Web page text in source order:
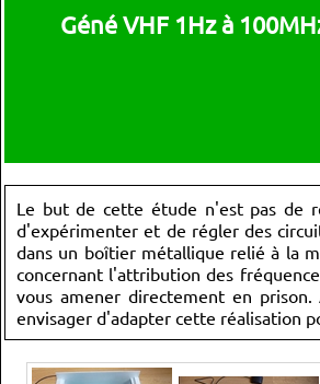
Géné VHF 1Hz à
Le but de cette étude n'est pas de
d'expérimenter et de régler des
dans un boîtier métallique relié à la
concernant l'attribution des
vous amener directement en
envisager d'adapter cette réalisation